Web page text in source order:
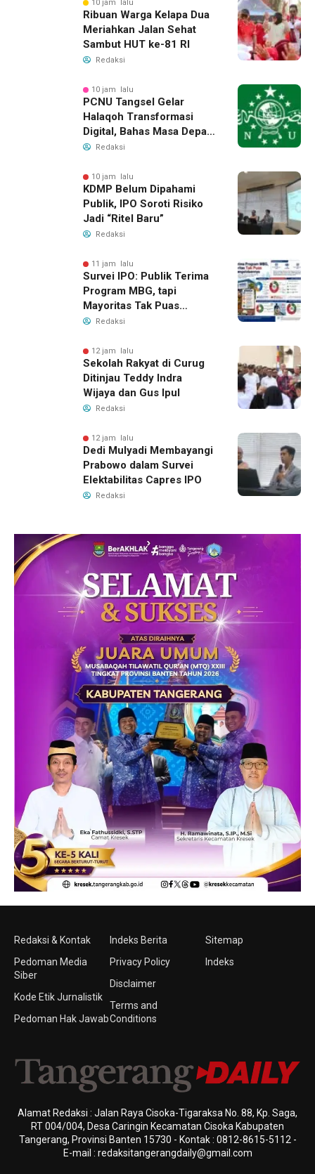
10 jam lalu
Ribuan Warga Kelapa Dua
Meriahkan Jalan Sehat
Sambut HUT ke-81 RI
Redaksi
10 jam lalu
PCNU Tangsel Gelar
Halaqoh Transformasi
Digital, Bahas Masa Depan
NU di Era Disrupsi
Redaksi
10 jam lalu
KDMP Belum Dipahami
Publik, IPO Soroti Risiko
Jadi “Ritel Baru”
Redaksi
11 jam lalu
Survei IPO: Publik Terima
Program MBG, tapi
Mayoritas Tak Puas
dengan Pengelolaannya
Redaksi
12 jam lalu
Sekolah Rakyat di Curug
Ditinjau Teddy Indra
Wijaya dan Gus Ipul
Redaksi
12 jam lalu
Dedi Mulyadi Membayangi
Prabowo dalam Survei
Elektabilitas Capres IPO
Redaksi
Redaksi & Kontak
Pedoman Media
Siber
Kode Etik Jurnalistik
Pedoman Hak Jawab
Indeks Berita
Privacy Policy
Disclaimer
Terms and
Conditions
Sitemap
Indeks
Alamat Redaksi : Jalan Raya Cisoka-Tigaraksa No. 88, Kp. Saga,
RT 004/004, Desa Caringin Kecamatan Cisoka Kabupaten
Tangerang, Provinsi Banten 15730 - Kontak : 0812-8615-5112 -
E-mail : redaksitangerangdaily@gmail.com